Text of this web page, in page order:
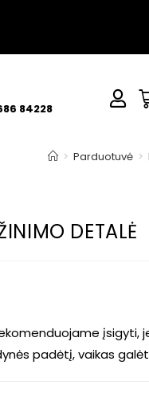
84228
> Parduotuvė >
DETALĖ
įsigyti,
padėtį, vaikas